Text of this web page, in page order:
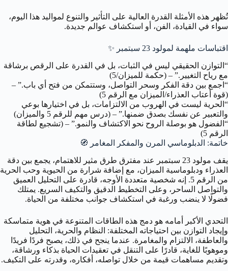
تُظهر هذه الأمثلة القدرة العالية على التأثير والتنوع لمواليد هذا اليوم،
سواء في القيادة، الفن، أو استكشاف عوالم جديدة.
اقتباسات ملهمة لمولود 23 سبتمبر ✨
“التوازن الحقيقي ليس في الثبات، بل في القدرة على الرقص برشاقة
مع رياح التغيير.” – (حكمة للميزان/5)
“اجمع بين دقة الفكر وسحر التواصل، وستتمكن من فتح أي باب.” –
(قوة أعتاب العذراء/الميزان مع الرقم 5)
“الحرية ليست في الهروب من الالتزامات، بل في اختيارها بوعي
والتعبير عن نفسك بصدق ضمنها.” – (درس مهم للرقم 5 والميزان)
“الفضول هو بوصلة الروح نحو الاكتشاف والنمو.” – (تشجيع لطاقة
الرقم 5)
خاتمة: الدبلوماسي المرن والمفكر المغامر 🧭
يقف مولود 23 سبتمبر عند مفترق طرق مثير للاهتمام، يجمع بين دقة
العذراء ودبلوماسية الميزان، مع إضافة شرارة من الحيوية وحب الحرية
من الرقم 5. إنه شخصية متعددة الأوجه، قادرة على التحليل العميق
والتواصل الساحر، وعلى التخطيط الدقيق والتكيف السريع. يمتلك
فضولًا لا ينضب ورغبة في استكشاف جوانب مختلفة من الحياة.
التحدي الأكبر أمامه هو دمج هذه الطاقات المتنوعة في هوية متماسكة
وإيجاد التوازن بين احتياجاته المختلفة: النظام والحرية، التحليل
والعاطفة، الالتزام والمغامرة. عندما ينجح في ذلك، يصبح فردًا فريدًا
وموهوبًا للغاية، قادرًا على التنقل في تعقيدات الحياة بذكاء ورشاقة،
وتقديم مساهمات قيمة من خلال تواصله، أفكاره، وقدرته على التكيف.